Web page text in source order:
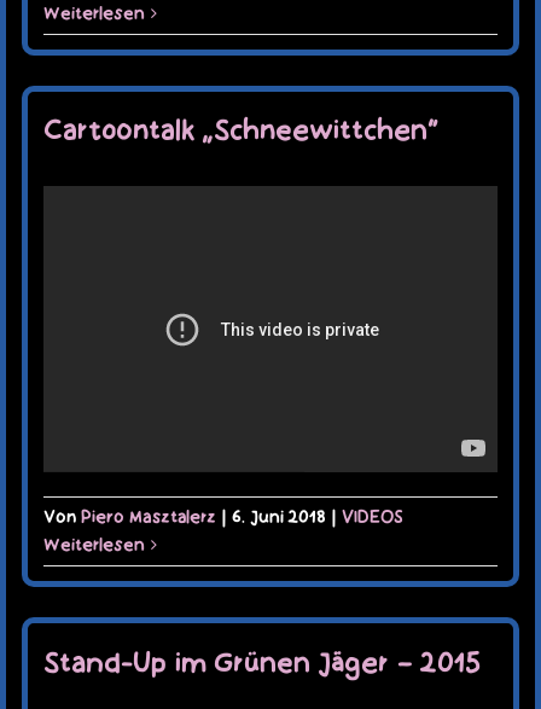
Weiterlesen
Cartoontalk „Schneewittchen“
Von Piero Masztalerz | 6. Juni 2018 | VIDEOS
Weiterlesen
Stand-Up im Grünen Jäger – 2015